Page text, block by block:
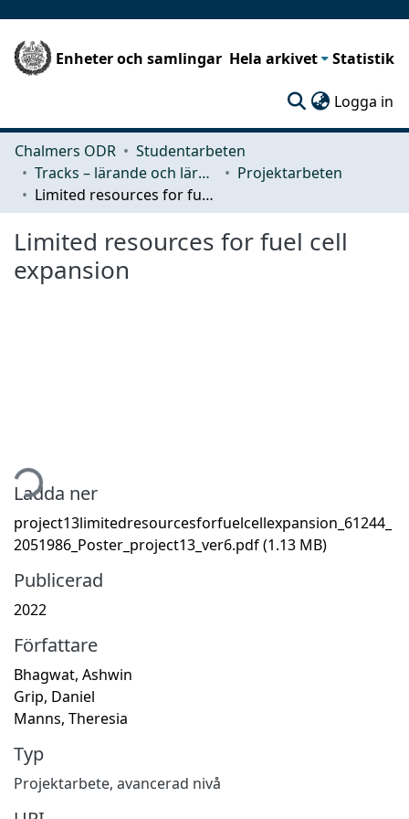
Enheter och samlingar Hela arkivet Statistik
Logga in
Chalmers ODR
Studentarbeten
Tracks – lärande och lärandemiljö
Projektarbeten
Limited resources for fuel cell expansion
Limited resources for fuel cell
expansion
Ladda ner
project13limitedresourcesforfuelcellexpansion_61244_
2051986_Poster_project13_ver6.pdf(1.13 MB)
Publicerad
2022
Författare
Bhagwat, Ashwin
Grip, Daniel
Manns, Theresia
Typ
Projektarbete, avancerad nivå